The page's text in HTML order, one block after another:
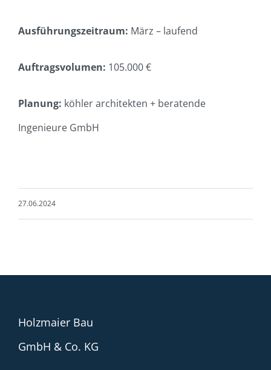
Ausführungszeitraum: März – laufend
Auftragsvolumen: 105.000 €
Planung: köhler architekten + beratende
Ingenieure GmbH
27.06.2024
Holzmaier Bau
GmbH & Co. KG